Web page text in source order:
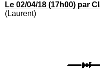
Le 02/04/18 (17h00) par
(Laurent)